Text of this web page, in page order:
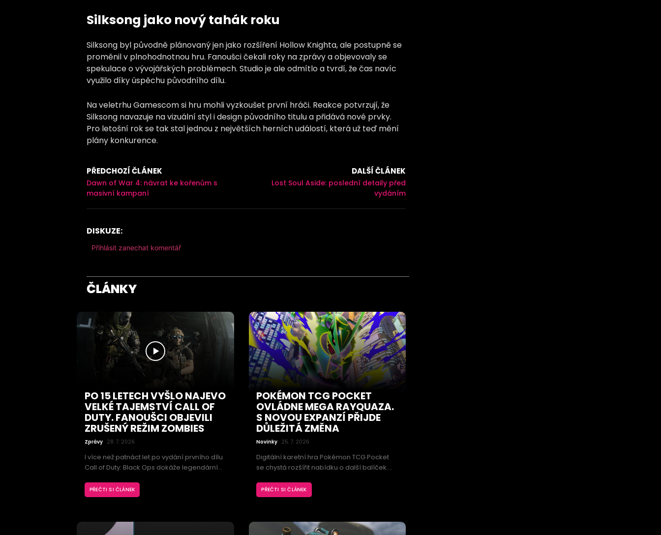
Silksong jako nový tahák roku
Silksong byl původně plánovaný jen jako rozšíření Hollow Knighta, ale postupně se
proměnil v plnohodnotnou hru. Fanoušci čekali roky na zprávy a objevovaly se
spekulace o vývojářských problémech. Studio je ale odmítlo a tvrdí, že čas navíc
využilo díky úspěchu původního dílu.
Na veletrhu Gamescom si hru mohli vyzkoušet první hráči. Reakce potvrzují, že
Silksong navazuje na vizuální styl i design původního titulu a přidává nové prvky.
Pro letošní rok se tak stal jednou z největších herních událostí, která už teď mění
plány konkurence.
PŘEDCHOZÍ ČLÁNEK
Dawn of War 4: návrat ke kořenům s
masivní kampaní
DALŠÍ ČLÁNEK
Lost Soul Aside: poslední detaily před
vydáním
DISKUZE:
Přihlásit zanechat komentář
ČLÁNKY
PO 15 LETECH VYŠLO NAJEVO
VELKÉ TAJEMSTVÍ CALL OF
DUTY. FANOUŠCI OBJEVILI
ZRUŠENÝ REŽIM ZOMBIES
Zprávy 28. 7. 2026
I více než patnáct let po vydání prvního dílu
Call of Duty: Black Ops dokáže legendární
dosud neznámý herní režim Zombies, který
se do finální verze nikdy nedostal. Nehotový
pojetím boje proti nemrtvým.
PŘEČTI SI ČLÁNEK
POKÉMON TCG POCKET
OVLÁDNE MEGA RAYQUAZA.
S NOVOU EXPANZÍ PŘIJDE
DŮLEŽITÁ ZMĚNA
Novinky 25. 7. 2026
Digitální karetní hra Pokémon TCG Pocket
se chystá rozšířit nabídku o další balíček.
Rayquaza, vedle nových karet však přinese
také změny, které ovlivní otevírání balíčků a
PŘEČTI SI ČLÁNEK